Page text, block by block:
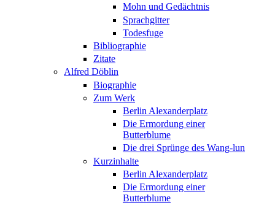
Mohn und Gedächtnis
Sprachgitter
Todesfuge
Bibliographie
Zitate
Alfred Döblin
Biographie
Zum Werk
Berlin Alexanderplatz
Die Ermordung einer
Butterblume
Die drei Sprünge des Wang-lun
Kurzinhalte
Berlin Alexanderplatz
Die Ermordung einer
Butterblume